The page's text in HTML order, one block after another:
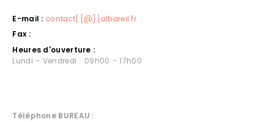
E-mail : contact[{@}]albareil.fr
Fax :
Heures d'ouverture :
Lundi - Vendredi : 09h00 - 17h00
Téléphone BUREAU :